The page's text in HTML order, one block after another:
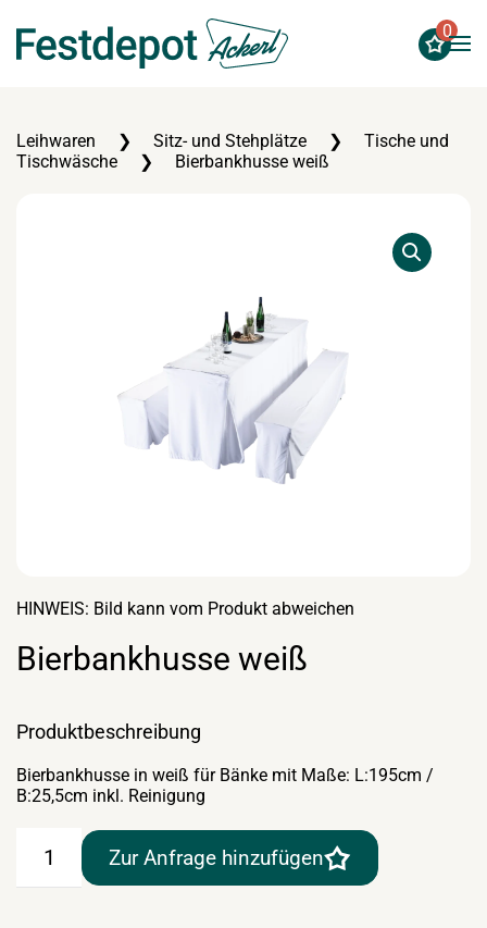
Zum Hauptinhalt springen
0
Leihwaren Sitz- und Stehplätze
Tische und
Tischwäsche
Bierbankhusse weiß
HINWEIS: Bild kann vom Produkt abweichen
Bierbankhusse weiß
Produktbeschreibung
Bierbankhusse in weiß für Bänke mit Maße: L:195cm /
B:25,5cm inkl. Reinigung
Bierbankhusse
weiß
Zur Anfrage hinzufügen